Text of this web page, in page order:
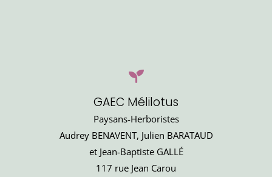
GAEC Mélilotus
Paysans-Herboristes
Audrey BENAVENT, Julien BARATAUD
et Jean-Baptiste GALLÉ
117 rue Jean Carou